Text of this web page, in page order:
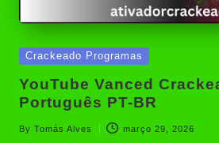
Posted
Crackeado Programas
YouTube Vanced
Português PT-BR
Posted
By Tomás Alves março 29, 2026